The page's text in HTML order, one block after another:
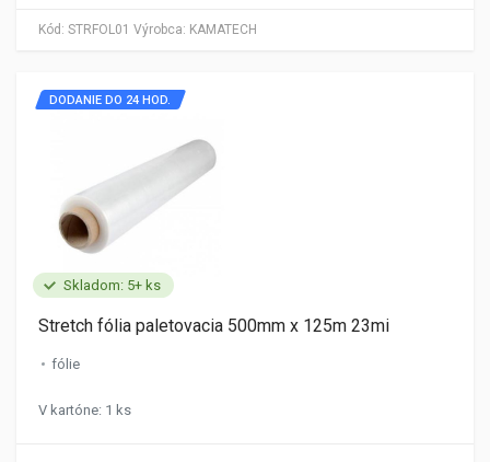
Kód: STRFOL01 Výrobca: KAMATECH
Skladom: 5+ ks
DODANIE DO 24 HOD.
Stretch fólia paletovacia 500mm x 125m 23mi
fólie
V kartóne: 1 ks